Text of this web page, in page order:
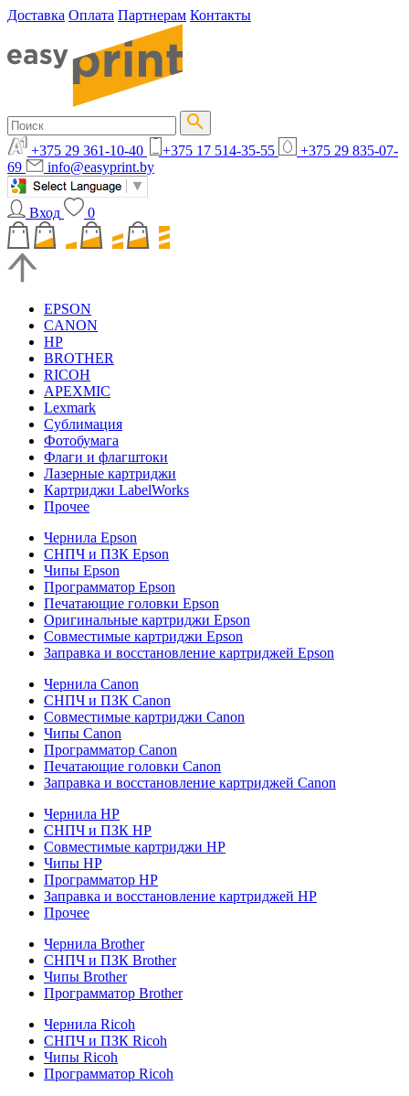
Доставка Оплата Партнерам Контакты
+375 29 361-10-40 +375 17 514-35-55
+375 29 835-07-
69
info@easyprint.by
Вход 0
EPSON
CANON
HP
BROTHER
RICOH
APEXMIC
Lexmark
Сублимация
Фотобумага
Флаги и флагштоки
Лазерные картриджи
Картриджи LabelWorks
Прочее
Чернила Epson
СНПЧ и ПЗК Epson
Чипы Epson
Программатор Epson
Печатающие головки Epson
Оригинальные картриджи Epson
Совместимые картриджи Epson
Заправка и восстановление картриджей Epson
Чернила Canon
СНПЧ и ПЗК Canon
Совместимые картриджи Canon
Чипы Canon
Программатор Canon
Печатающие головки Canon
Заправка и восстановление картриджей Canon
Чернила HP
СНПЧ и ПЗК HP
Совместимые картриджи HP
Чипы HP
Программатор HP
Заправка и восстановление картриджей HP
Прочее
Чернила Brother
СНПЧ и ПЗК Brother
Чипы Brother
Программатор Brother
Чернила Ricoh
СНПЧ и ПЗК Ricoh
Чипы Ricoh
Программатор Ricoh